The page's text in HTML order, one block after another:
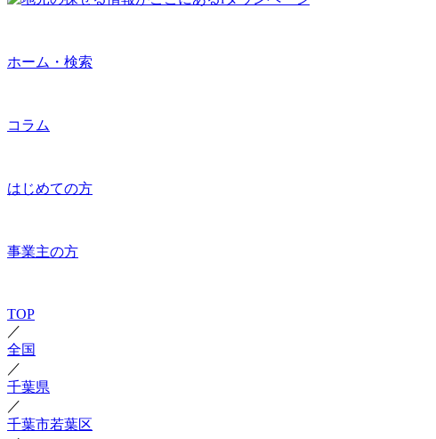
ホーム・検索
コラム
はじめての方
事業主の方
TOP
／
全国
／
千葉県
／
千葉市若葉区